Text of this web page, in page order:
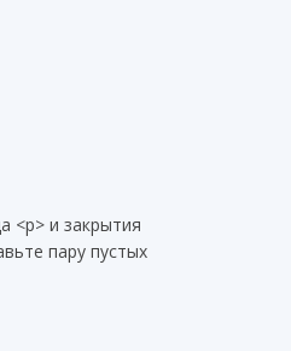
<p> и закрытия
пару пустых